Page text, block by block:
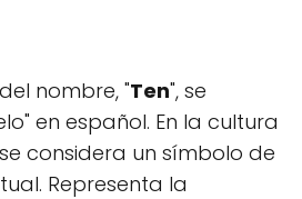
nombre, "Ten", se
en español. En la cultura
considera un símbolo de
Representa la